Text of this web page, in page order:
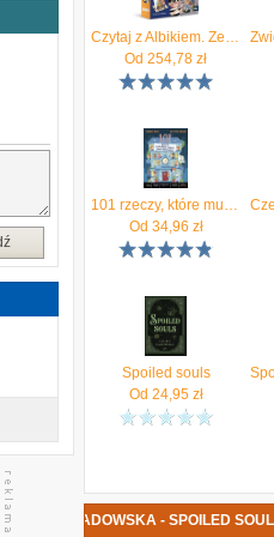
Czytaj z Albikiem. Zestaw Elementarz przedszkolaka 3+
Od 254,78 zł
101 rzeczy, które musisz zrobić, zanim dorośniesz
Od 34,96 zł
Spoiled souls
Od 24,95zł
LAURA SADOWSKA - SPOILED